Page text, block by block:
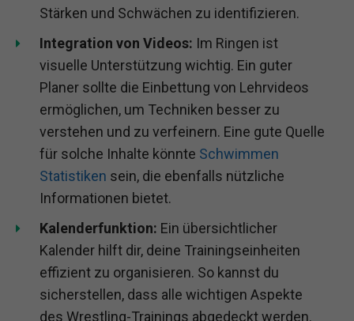
Stärken und Schwächen zu identifizieren.
Integration von Videos: Im Ringen ist
visuelle Unterstützung wichtig. Ein guter
Planer sollte die Einbettung von Lehrvideos
ermöglichen, um Techniken besser zu
verstehen und zu verfeinern. Eine gute Quelle
für solche Inhalte könnte Schwimmen
Statistiken sein, die ebenfalls nützliche
Informationen bietet.
Kalenderfunktion: Ein übersichtlicher
Kalender hilft dir, deine Trainingseinheiten
effizient zu organisieren. So kannst du
sicherstellen, dass alle wichtigen Aspekte
des Wrestling-Trainings abgedeckt werden.